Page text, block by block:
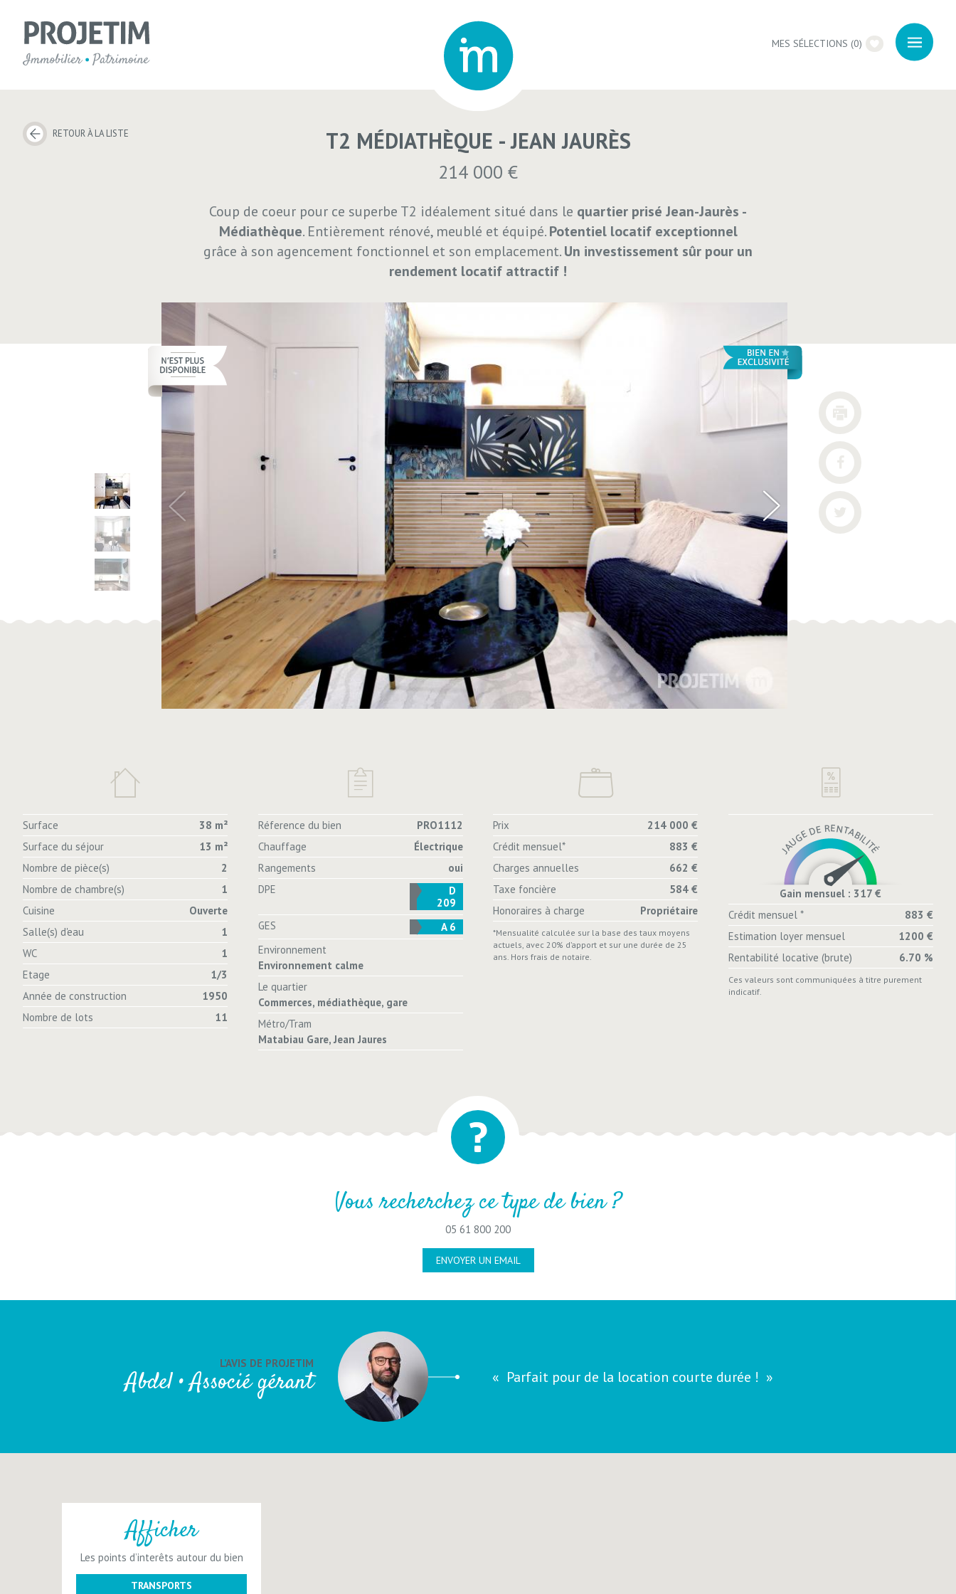
MES SÉLECTIONS (0)
RETOUR À LA LISTE T2 MÉDIATHÈQUE - JEAN JAURÈS
214 000 €
Coup de coeur pour ce superbe T2 idéalement situé dans le quartier prisé Jean-Jaurès -
Médiathèque. Entièrement rénové, meublé et équipé.Potentiel locatif exceptionnel
grâce à son agencement fonctionnel et son emplacement.Un investissement sûr pour un
rendement locatif attractif !
Surface
38 m²
Surface du séjour
13 m²
Nombre de pièce(s)
2
Nombre de chambre(s)
1
Cuisine
Ouverte
Salle(s) d'eau
1
WC
1
Etage
1/3
Année de construction
1950
Nombre de lots
11
Réference du bien
PRO1112
Chauffage
Électrique
Rangements
oui
DPE
D
209
GES
A 6
Environnement
Environnement calme
Le quartier
Commerces, médiathèque, gare
Métro/Tram
Matabiau Gare, Jean Jaures
Prix
214 000 €
Crédit mensuel*
883 €
Charges annuelles
662 €
Taxe foncière
584 €
Honoraires à charge
Propriétaire
*Mensualité calculée sur la base des taux moyens
actuels, avec 20% d’apport et sur une durée de 25
ans. Hors frais de notaire.
Gain mensuel : 317 €
Crédit mensuel *
883 €
Estimation loyer mensuel
1200 €
Rentabilité locative (brute)
6.70 %
Ces valeurs sont communiquées à titre purement
indicatif.
Vous recherchez ce type de bien ?
05 61 800 200
ENVOYER UN EMAIL
L’AVIS DE PROJETIM
Abdel • Associé gérant Parfait pour de la location courte durée !
Afficher
Les points d’interêts autour du bien
TRANSPORTS